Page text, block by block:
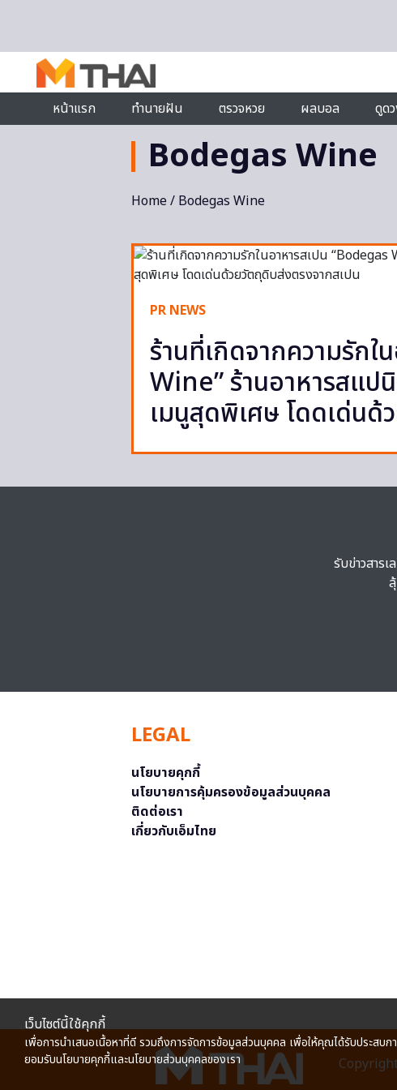
หน้าแรก
ทำนายฝัน ตรวจหวย ผลบอล ดูด
Bodegas Wine
Home/ Bodegas Wine
PR NEWS
ร้านที่เกิดจากความรักใ
Wine” ร้านอาหารสแป
เมนูสุดพิเศษ โดดเด่นด้
รับข่าวสาร
LEGAL
นโยบายคุกกี้
นโยบายการคุ้มครองข้อมูลส่วนบุคคล
ติดต่อเรา
เกี่ยวกับเอ็มไทย
เว็บไซต์นี้ใช้คุกกี้
เพื่อการนำเสนอเนื้อหาที่ดี รวมถึงการจัดการข้อมูลส่วนบุคคล เพื่อให้คุณได้รับประสบ
ยอมรับนโยบายคุกกี้และนโยบายส่วนบุคคลของเรา